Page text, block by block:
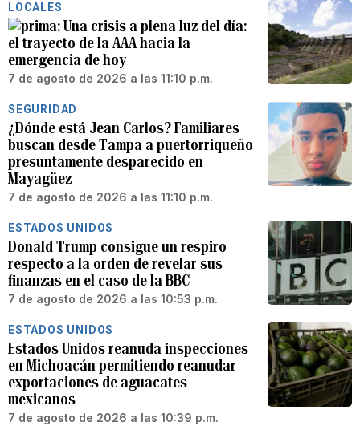
LOCALES
Una crisis a plena luz del día:
el trayecto de la AAA hacia la
emergencia de hoy
7 de agosto de 2026 a las 11:10 p.m.
SEGURIDAD
¿Dónde está Jean Carlos? Familiares
buscan desde Tampa a puertorriqueño
presuntamente desparecido en
Mayagüez
7 de agosto de 2026 a las 11:10 p.m.
ESTADOS UNIDOS
Donald Trump consigue un respiro
respecto a la orden de revelar sus
finanzas en el caso de la BBC
7 de agosto de 2026 a las 10:53 p.m.
ESTADOS UNIDOS
Estados Unidos reanuda inspecciones
en Michoacán permitiendo reanudar
exportaciones de aguacates
mexicanos
7 de agosto de 2026 a las 10:39 p.m.